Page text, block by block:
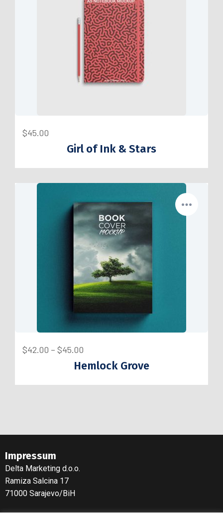
$45.00
Girl of Ink & Stars
$42.00 – $45.00
Hemlock Grove
Impressum
Delta Marketing d.o.o.
Ramiza Salcina 17
71000 Sarajevo/BiH